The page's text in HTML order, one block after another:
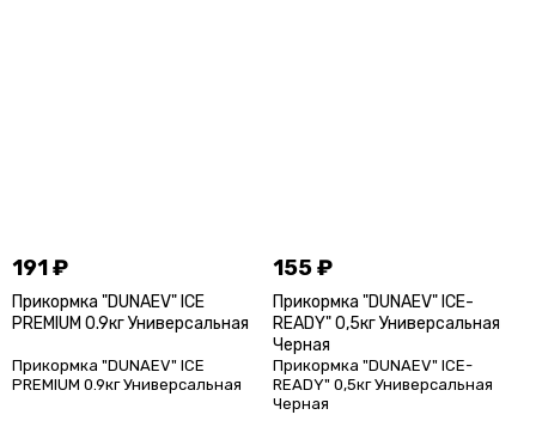
191₽
Прикормка "DUNAEV" ICE
PREMIUM 0.9кг Универсальная
Прикормка "DUNAEV" ICE
PREMIUM 0.9кг Универсальная
155₽
Прикормка "DUNAEV" ICE-
READY" 0,5кг Универсальная
Черная
Прикормка "DUNAEV" ICE-
READY" 0,5кг Универсальная
Черная